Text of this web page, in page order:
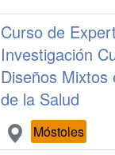
Curso de
Investigación
Diseños Mixtos
de la Salud
Móstoles